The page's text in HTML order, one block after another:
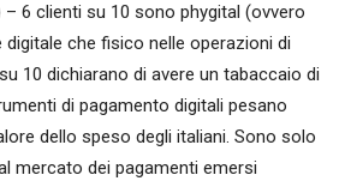
– 6 clienti su 10 sono phygital (ovvero
che fisico nelle operazioni di
10 dichiarano di avere un tabaccaio di
di pagamento digitali pesano
dello speso degli italiani. Sono solo
mercato dei pagamenti emersi